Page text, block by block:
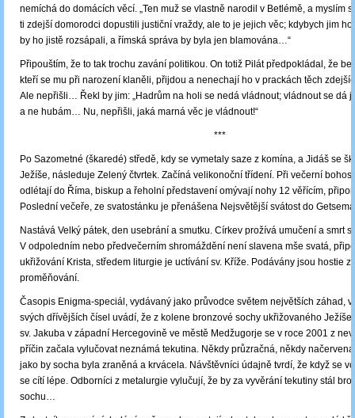
nemíchá do domácích věcí. „Ten muž se vlastně narodil v Betlémě, a myslím
ti zdejší domorodci dopustili justiční vraždy, ale to je jejich věc; kdybych jim
by ho jistě rozsápali, a římská správa by byla jen blamována…“
Připouštím, že to tak trochu zavání politikou. On totiž Pilát předpokládal, že
kteří se mu při narození klaněli, přijdou a nenechají ho v prackách těch
Ale nepřišli… Řekl by jim: „Hadrům na holi se nedá vládnout; vládnout se dá
a ne hubám… Nu, nepřišli, jaká marná věc je vládnout!“
***
Po Sazometné (škaredé) středě, kdy se vymetaly saze z komína, a Jidáš se
Ježíše, následuje Zelený čtvrtek. Začíná velikonoční třídení. Při večerní
odlétají do Říma, biskup a řeholní představení omývají nohy 12 věřícím,
Poslední večeře, ze svatostánku je přenášena Nejsvětější svátost do
Nastává Velký pátek, den usebrání a smutku. Církev prožívá umučení a smrt
V odpoledním nebo předvečerním shromáždění není slavena mše svatá,
ukřižování Krista, středem liturgie je uctívání sv. Kříže. Podávány jsou hostie z
proměňování.
Časopis Enigma-speciál, vydávaný jako průvodce světem největších záhad,
svých dřívějších čísel uvádí, že z kolene bronzové sochy ukřižovaného Ježíše
sv. Jakuba v západní Hercegovině ve městě Medžugorje se v roce 2001 z
příčin začala vylučovat neznámá tekutina. Někdy průzračná, někdy
jako by socha byla zraněná a krvácela. Návštěvníci údajně tvrdí, že když se
se cítí lépe. Odborníci z metalurgie vylučují, že by za vyvěrání tekutiny stál
sochu…